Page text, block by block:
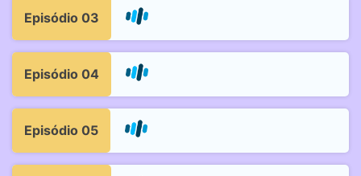
Episódio 03
Episódio 04
Episódio 05